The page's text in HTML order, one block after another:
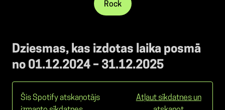
Rock
Dziesmas, kas izdotas laika posmā
no 01.12.2024 – 31.12.2025
Šis Spotify atskaņotājs
Atļaut sīkdatnes un